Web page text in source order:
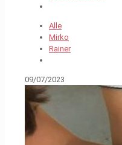
Alle
Mirko
Rainer
09/07/2023